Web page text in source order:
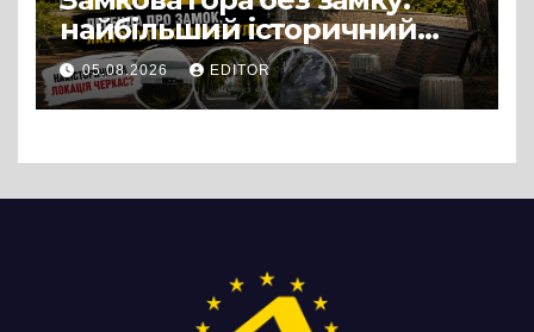
найбільший історичний
міф Черкас
05.08.2026 EDITOR